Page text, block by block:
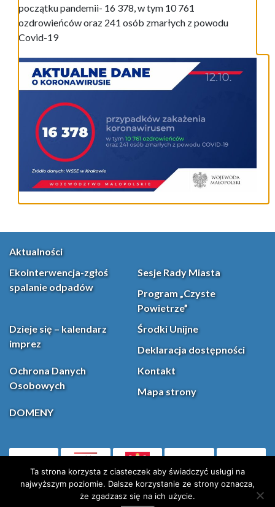
początku pandemii- 16 378, w tym 10 761
ozdrowieńców oraz 241 osób zmarłych z powodu
Covid-19
Aktualności
Ekointerwencja-zgłoś
spalanie odpadów
Sesje Rady Miasta
Program „Czyste
Powietrze”
Dzieje się – kalendarz
imprez
Środki Unijne
Deklaracja dostępności
Ochrona Danych
Osobowych
Kontakt
Mapa strony
DOMENY
(otwiera się w nowej karcie)Facebook
Ta strona korzysta z ciasteczek aby świadczyć usługi na
najwyższym poziomie. Dalsze korzystanie ze strony oznacza,
że zgadzasz się na ich użycie.